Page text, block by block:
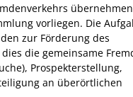
vorliegen. Die
zur Förderung des
die gemeinsame
Prospekter­stellung,
an überörtlichen